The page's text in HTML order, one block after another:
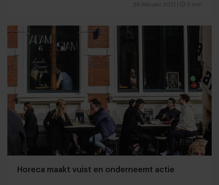
26 februari 2021 3 min
Horeca maakt vuist en onderneemt actie